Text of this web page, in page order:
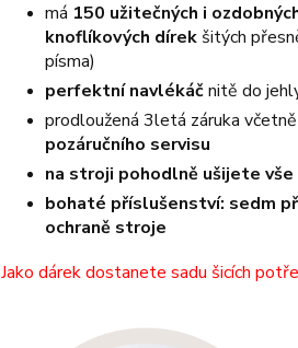
má 150 užitečných i
knoflíkových dírek šitých
písma)
perfektní navlékáčnitě do
prodloužená 3letá záruka včetně
pozáručního servisu
na stroji pohodlně ušijete
bohaté příslušenství: sedm
ochraně stroje
Jako dárek dostanete sadu šicích